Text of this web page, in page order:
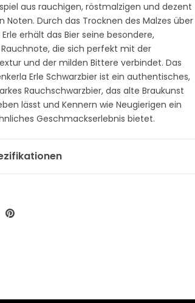
aus rauchigen, röstmalzigen und dezent
Noten. Durch das Trocknen des Malzes über
erhält das Bier seine besondere,
die sich perfekt mit der
und der milden Bittere verbindet. Das
Erle Schwarzbier ist ein authentisches,
Rauchschwarzbier, das alte Braukunst
lässt und Kennern wie Neugierigen ein
Geschmackserlebnis bietet.